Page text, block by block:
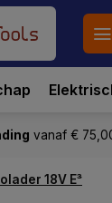
vanaf €
18V E³